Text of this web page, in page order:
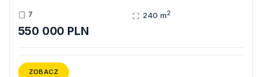
7 240 m2
550 000 PLN
ZOBACZ